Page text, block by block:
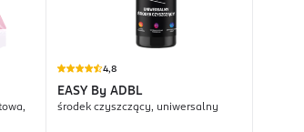
4,8
EASY By ADBL
środek czyszczący, uniwersalny